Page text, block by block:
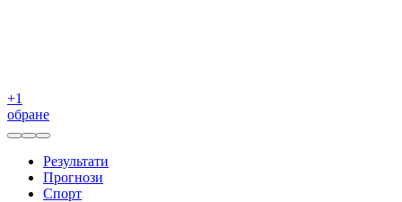
+1
обране
Результати
Прогнози
Спорт